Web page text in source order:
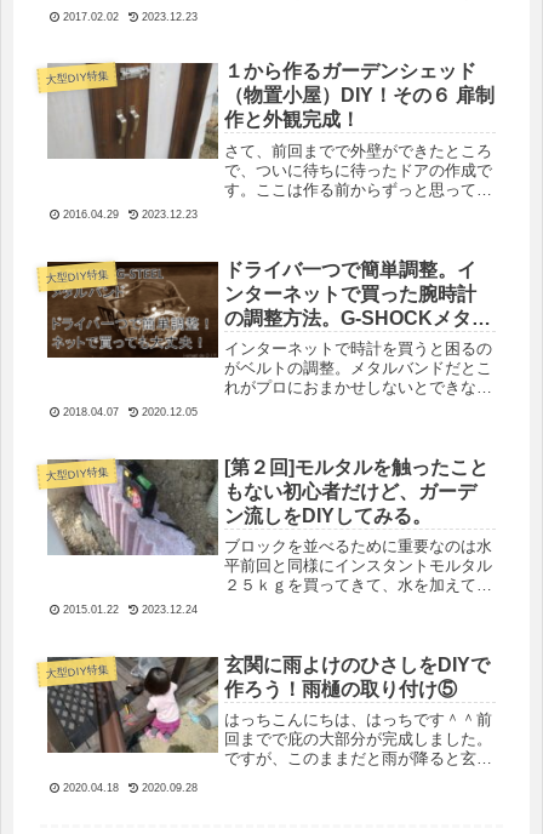
2017.02.02 2023.12.23
大型DIY特集
１から作るガーデンシェッド
（物置小屋）DIY！その６ 扉制
作と外観完成！
さて、前回までで外壁ができたところ
で、ついに待ちに待ったドアの作成で
す。ここは作る前からずっと思ってい
て難しいですよね。
2016.04.29 2023.12.23
大型DIY特集
ドライバ一つで簡単調整。イ
ンターネットで買った腕時計
の調整方法。G-SHOCKメタル
バンド
インターネットで時計を買うと困るの
がベルトの調整。メタルバンドだとこ
れがプロにおまかせしないとできない
2018.04.07 2020.12.05
大型DIY特集
[第２回]モルタルを触ったこと
もない初心者だけど、ガーデ
ン流しをDIYしてみる。
ブロックを並べるために重要なのは水
平前回と同様にインスタントモルタル
２５ｋｇを買ってきて、水を加えてこ
す。 前回は、下がコンクリートであ
ったため、水平を出すには比較的簡単
でしたが、今回の下地は、砂利。
2015.01.22 2023.12.24
大型DIY特集
玄関に雨よけのひさしをDIYで
作ろう！雨樋の取り付け⑤
はっちこんにちは、はっちです＾＾前
回までで庇の大部分が完成しました。
ですが、このままだと雨が降ると玄関
2020.04.18 2020.09.28